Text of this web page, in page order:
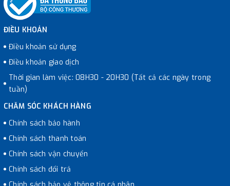
ĐIỀU KHOẢN
Điều khoản sử dụng
Điều khoản giao dịch
Thời gian làm việc: 08H30 - 20H30 (Tất cả các ngày trong
tuần)
CHĂM SÓC KHÁCH HÀNG
Chính sách bảo hành
Chính sách thanh toán
Chính sách vận chuyển
Chính sách đổi trả